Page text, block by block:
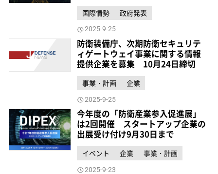
国際情勢 政府発表
2025-9-25
防衛装備庁、次期防衛セキュリテ
ィゲートウェイ事業に関する情報
提供企業を募集 10月24日締切
事業・計画 企業
2025-9-25
今年度の「防衛産業参入促進展」
は2回開催 スタートアップ企業の
出展受け付け9月30日まで
イベント 企業 事業・計画
2025-9-23